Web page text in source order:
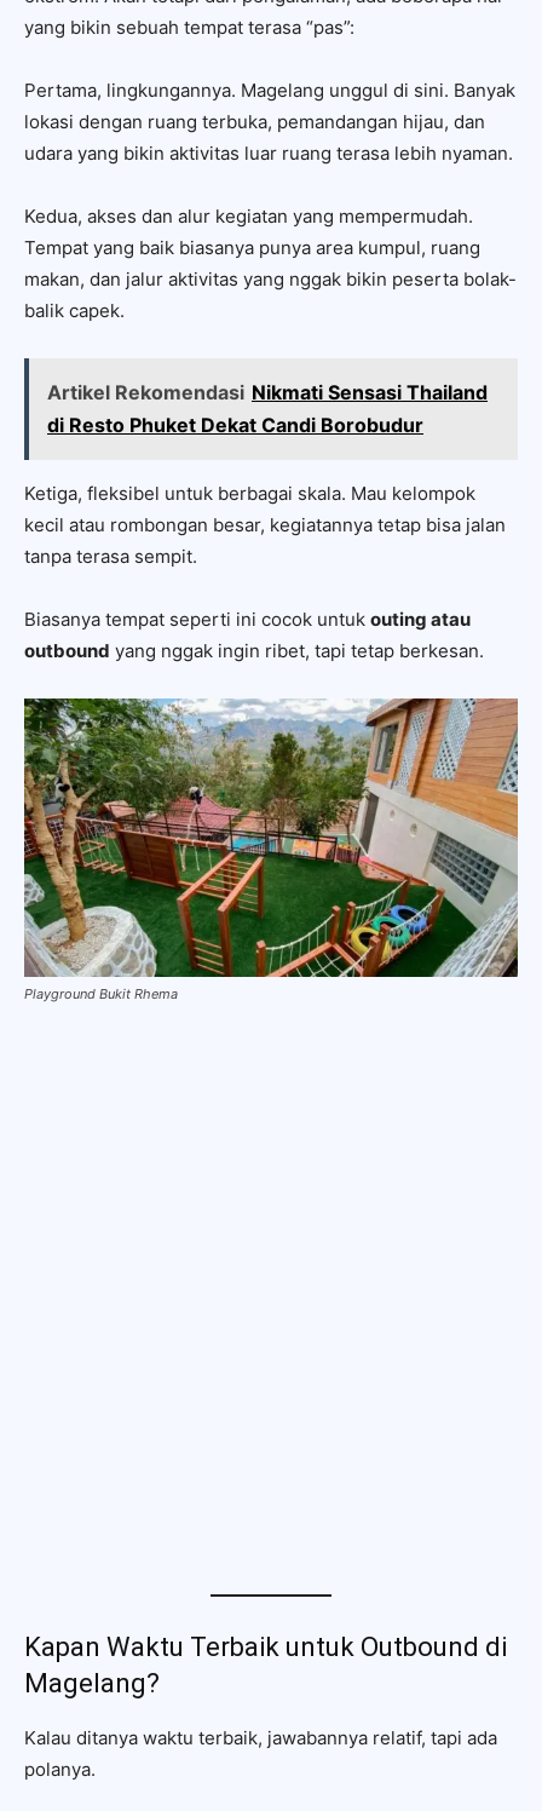
yang bikin sebuah tempat terasa “pas”:
Pertama, lingkungannya. Magelang unggul di sini. Banyak
lokasi dengan ruang terbuka, pemandangan hijau, dan
udara yang bikin aktivitas luar ruang terasa lebih nyaman.
Kedua, akses dan alur kegiatan yang mempermudah.
Tempat yang baik biasanya punya area kumpul, ruang
makan, dan jalur aktivitas yang nggak bikin peserta bolak-
balik capek.
Artikel Rekomendasi Nikmati Sensasi Thailand
di Resto Phuket Dekat Candi Borobudur
Ketiga, fleksibel untuk berbagai skala. Mau kelompok
kecil atau rombongan besar, kegiatannya tetap bisa jalan
tanpa terasa sempit.
Biasanya tempat seperti ini cocok untuk outing atau
outbound yang nggak ingin ribet, tapi tetap berkesan.
Playground Bukit Rhema
Kapan Waktu Terbaik untuk Outbound di
Magelang?
Kalau ditanya waktu terbaik, jawabannya relatif, tapi ada
polanya.